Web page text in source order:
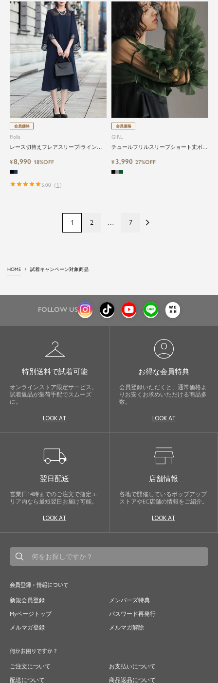
会員価格
Flolia
レース切替えフレアスリーブIラインワ
¥8,990 18%OFF
5.00 （ 1 ）
会員価格
GIRL
チュールフリルスリーブショート丈ボレ
¥ 3,990 27%OFF
1 2 … 7
HOME 試着キャンペーン対象商品
FOLLOW US
checkroom
特別送料で試着可能
オンラインストア限定サービス。
試着返品が集荷手配でスムーズ
に。
LOOK AT
account_circle
お得な会員特典
会員登録いただくと、通常価格よ
りお安くお求めいただける商品多
数。
LOOK AT
local_shipping
翌日配送
営業日14時までのご注文で指定エ
リア内なら最短翌日お届け可能。
LOOK AT
store
店舗情報
各地で開催しているポップアップ
ストアやEC店舗の情報をご紹介。
LOOK AT
会員登録・情報について
新規会員登録
メンバーズ特典
Myページトップ
パスワード再発行
メルマガ登録
メルマガ解除
何かお困りですか？
ご注文について
お支払いについて
配送について
商品返品について